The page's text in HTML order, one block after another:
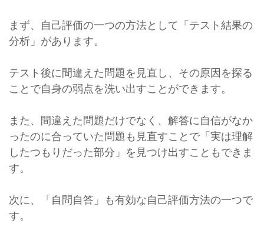
まず、自己評価の一つの方法として「テスト結果の
分析」があります。
テスト後に間違えた問題を見直し、その原因を探る
ことで自身の弱点を洗い出すことができます。
また、間違えた問題だけでなく、解答に自信がなか
ったのに合っていた問題も見直すことで「実は理解
したつもりだった部分」を見つけ出すこともできま
す。
次に、「自問自答」も有効な自己評価方法の一つで
す。